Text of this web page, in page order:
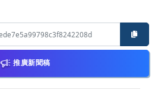
推廣新聞稿